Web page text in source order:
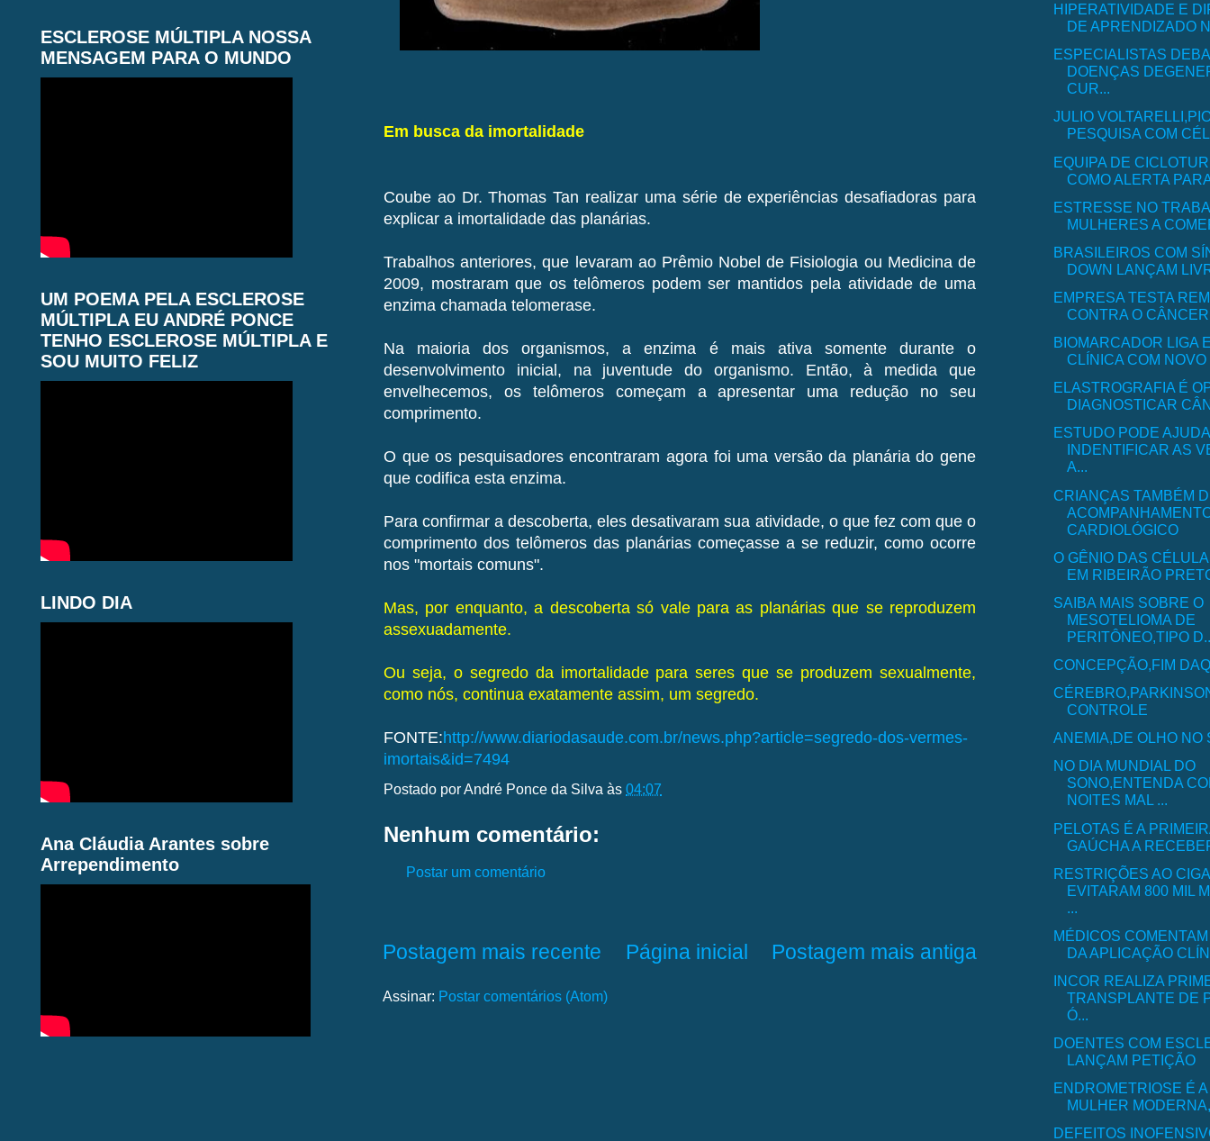
Em busca da imortalidade
Coube ao Dr. Thomas Tan realizar uma série de experiências desafiadoras para
explicar a imortalidade das planárias.
Trabalhos anteriores, que levaram ao Prêmio Nobel de Fisiologia ou Medicina de
2009, mostraram que os telômeros podem ser mantidos pela atividade de uma
enzima chamada telomerase.
Na maioria dos organismos, a enzima é mais ativa somente durante o
desenvolvimento inicial, na juventude do organismo. Então, à medida que
envelhecemos, os telômeros começam a apresentar uma redução no seu
comprimento.
O que os pesquisadores encontraram agora foi uma versão da planária do gene
que codifica esta enzima.
Para confirmar a descoberta, eles desativaram sua atividade, o que fez com que o
comprimento dos telômeros das planárias começasse a se reduzir, como ocorre
nos "mortais comuns".
Mas, por enquanto, a descoberta só vale para as planárias que se reproduzem
assexuadamente.
Ou seja, o segredo da imortalidade para seres que se produzem sexualmente,
como nós, continua exatamente assim, um segredo.
FONTE:http://www.diariodasaude.com.br/news.php?article=segredo-dos-vermes-
imortais&id=7494
Postado por André Ponce da Silva às 04:07
Nenhum comentário:
Postar um comentário
Postagem mais recente Postagem mais antiga
Página inicial
Assinar: Postar comentários (Atom)
ESCLEROSE MÚLTIPLA NOSSA
MENSAGEM PARA O MUNDO
UM POEMA PELA ESCLEROSE
MÚLTIPLA EU ANDRÉ PONCE
TENHO ESCLEROSE MÚLTIPLA E
SOU MUITO FELIZ
LINDO DIA
Ana Cláudia Arantes sobre
Arrependimento
HIPERATIVIDADE E
DE APRENDIZADO
ESPECIALISTAS
DOENÇAS
CUR...
JULIO
PESQUISA COM
EQUIPA DE
COMO ALERTA
ESTRESSE NO
MULHERES A
BRASILEIROS COM
DOWN LANÇAM
EMPRESA TESTA
CONTRA O
BIOMARCADOR LIGA
CLÍNICA COM
ELASTROGRAFIA É
DIAGNOSTICAR
ESTUDO PODE
INDENTIFICAR AS
A...
CRIANÇAS TAMBÉM
CARDIOLÓGICO
O GÊNIO DAS
EM RIBEIRÃO
SAIBA MAIS SOBRE O
MESOTELIOMA DE
PERITÔNEO,TIPO
CONCEPÇÃO,FIM
CONTROLE
ANEMIA,DE OLHO NO
NO DIA MUNDIAL DO
SONO,ENTENDA
NOITES MAL ...
PELOTAS É A
GAÚCHA A
RESTRIÇÕES AO
EVITARAM 800 MIL
...
MÉDICOS
DA APLICAÇÃO
INCOR REALIZA
TRANSPLANTE DE
Ó...
DOENTES COM
LANÇAM PETIÇÃO
ENDROMETRIOSE É
MULHER
DEFEITOS